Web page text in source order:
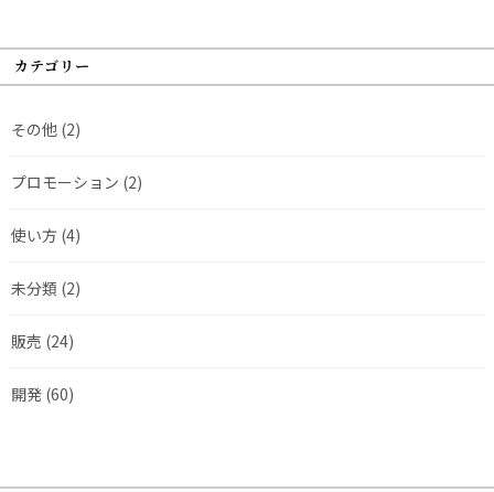
カテゴリー
その他 (2)
プロモーション (2)
使い方 (4)
未分類 (2)
販売 (24)
開発 (60)